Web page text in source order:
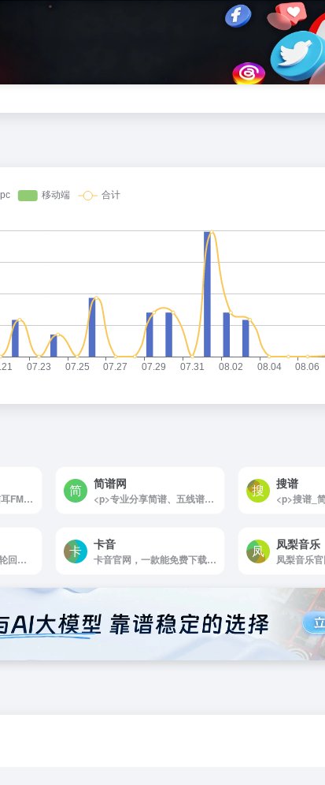
猫耳FM官网，M站(猫耳FM)是第一家弹幕音图站，同时也是中国声优基地，在这里可以听电台，音乐，翻唱，小说和广播剧，用二次元声音连接三次元，
简谱网
<p>专业分享简谱、五线谱。免费提供歌谱、钢琴谱、吉他谱、原创歌曲等各式曲谱几十万首。</p>
搜谱
新轮回DJ网官网，新轮回DJ网精品DJ舞曲汇聚，每天更新快人一步，专业DJ团队精心制作好听的串烧，打造车载DJ舞曲，为DJ工作者收录国外DJ舞曲，提供高音质在线试听及MP3下载，全方位满足DJ工作者及音乐爱好者的需求。
卡音
卡音官网，一款能免费下载网易云，QQ音乐，咪咕音乐，酷我音乐VIP/付费歌曲，支持无损音质，页面UI简洁的音乐软件。
凤梨音乐